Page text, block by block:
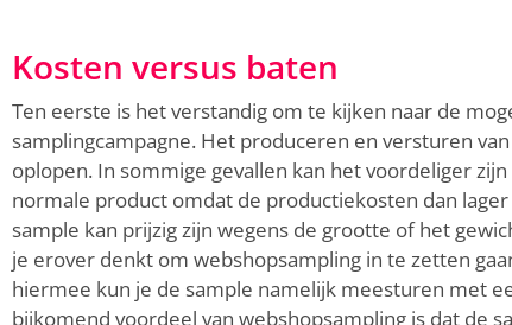
Kosten versus baten
Ten eerste is het verstandig om te kijken naar de
samplingcampagne. Het produceren en versturen
oplopen. In sommige gevallen kan het voordeliger
normale product omdat de productiekosten dan
sample kan prijzig zijn wegens de grootte of het
je erover denkt om webshopsampling in te zetten
hiermee kun je de sample namelijk meesturen met
bijkomend voordeel van webshopsampling is dat de